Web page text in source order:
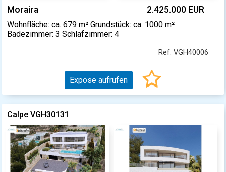
Moraira 2.425.000 EUR
Wohnfläche: ca. 679 m² Grundstück: ca. 1000 m²
Badezimmer: 3 Schlafzimmer: 4
Ref. VGH40006
Expose aufrufen
Calpe VGH30131